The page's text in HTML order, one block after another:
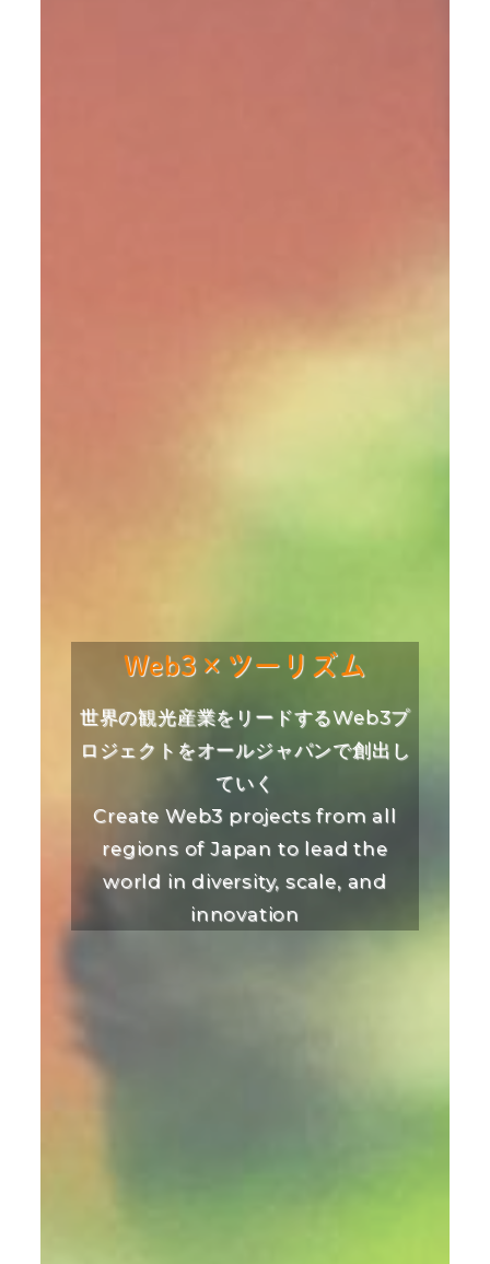
Web3×ツーリズム
世界の観光産業をリードするWeb3プ
ロジェクトをオールジャパンで創出し
ていく
Create Web3 projects from all
regions of Japan to lead the
world in diversity, scale, and
innovation